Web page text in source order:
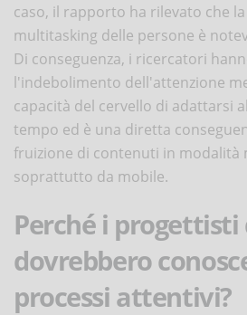
caso, il rapporto ha rilevato che
multitasking delle persone è
Di conseguenza, i ricercatori
l'indebolimento dell'attenzione
capacità del cervello di adattarsi
tempo ed è una diretta
fruizione di contenuti in modalità
soprattutto da mobile.
Perché i
dovrebbero
processi attentivi?